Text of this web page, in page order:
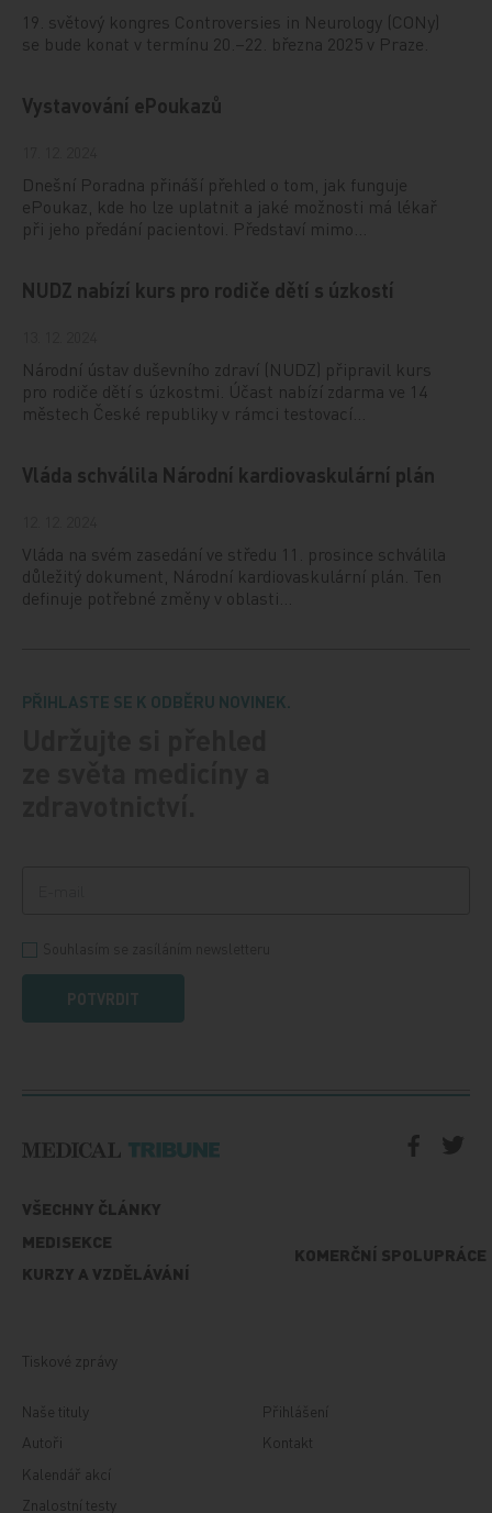
19. světový kongres Controversies in Neurology (CONy)
se bude konat v termínu 20.–22. března 2025 v Praze.
Vystavování ePoukazů
Dnešní Poradna přináší přehled o tom, jak funguje
ePoukaz, kde ho lze uplatnit a jaké možnosti má lékař
při jeho předání pacientovi. Představí mimo…
NUDZ nabízí kurs pro rodiče dětí s úzkostí
Národní ústav duševního zdraví (NUDZ) připravil kurs
pro rodiče dětí s úzkostmi. Účast nabízí zdarma ve 14
městech České republiky v rámci testovací…
Vláda schválila Národní kardiovaskulární plán
Vláda na svém zasedání ve středu 11. prosince schválila
důležitý dokument, Národní kardiovaskulární plán. Ten
definuje potřebné změny v oblasti…
PŘIHLASTE SE K ODBĚRU NOVINEK.
POTVRDIT
VŠECHNY ČLÁNKY
MEDISEKCE
KURZY A VZDĚLÁVÁNÍ
KOMERČNÍ SPOLUPRÁCE
Tiskové zprávy
Naše tituly
Autoři
Kalendář akcí
Znalostní testy
Přihlášení
Kontakt